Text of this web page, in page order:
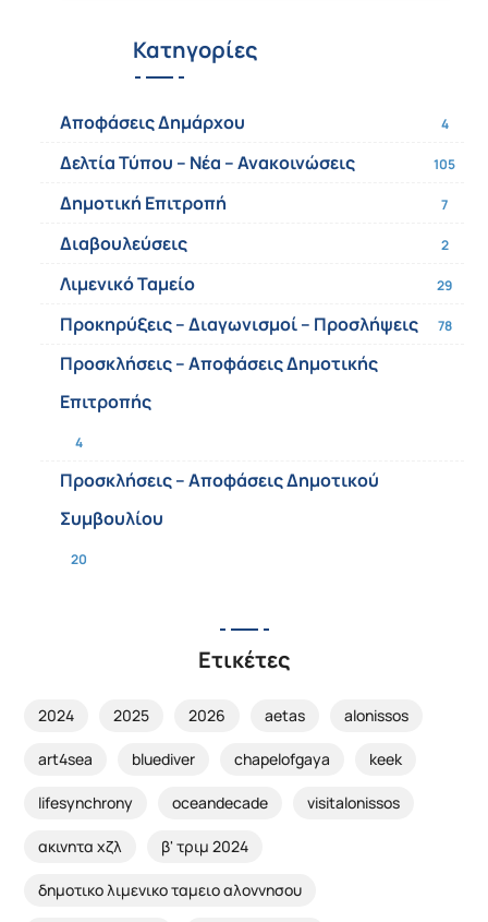
Κατηγορίες
Αποφάσεις Δημάρχου 4
Δελτία Τύπου – Νέα – Ανακοινώσεις 105
Δημοτική Επιτροπή 7
Διαβουλεύσεις 2
Λιμενικό Ταμείο 29
Προκηρύξεις – Διαγωνισμοί – Προσλήψεις 78
Προσκλήσεις – Αποφάσεις Δημοτικής
Επιτροπής
4
Προσκλήσεις – Αποφάσεις Δημοτικού
Συμβουλίου
20
Ετικέτες
2024 2025 2026 aetas alonissos
art4sea bluediver chapelofgaya keek
lifesynchrony oceandecade visitalonissos
ακινητα χζλ β' τριμ 2024
δημοτικο λιμενικο ταμειο αλοννησου